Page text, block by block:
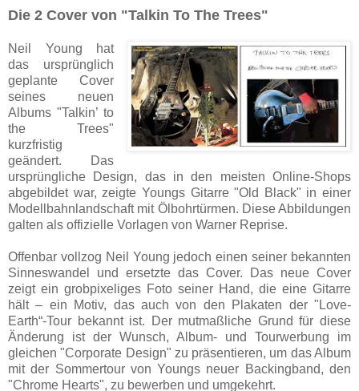
Die 2 Cover von "Talkin To The Trees"
Neil Young hat
das ursprünglich
geplante Cover
seines neuen
Albums "Talkin’ to
the Trees"
kurzfristig
geändert. Das
ursprüngliche Design, das in den meisten Online-Shops
abgebildet war, zeigte Youngs Gitarre "Old Black" in einer
Modellbahnlandschaft mit Ölbohrtürmen. Diese Abbildungen
galten als offizielle Vorlagen von Warner Reprise.
Offenbar vollzog Neil Young jedoch einen seiner bekannten
Sinneswandel und ersetzte das Cover. Das neue Cover
zeigt ein grobpixeliges Foto seiner Hand, die eine Gitarre
hält – ein Motiv, das auch von den Plakaten der "Love-
Earth“-Tour bekannt ist. Der mutmaßliche Grund für diese
Änderung ist der Wunsch, Album- und Tourwerbung im
gleichen "Corporate Design" zu präsentieren, um das Album
mit der Sommertour von Youngs neuer Backingband, den
"Chrome Hearts", zu bewerben und umgekehrt.